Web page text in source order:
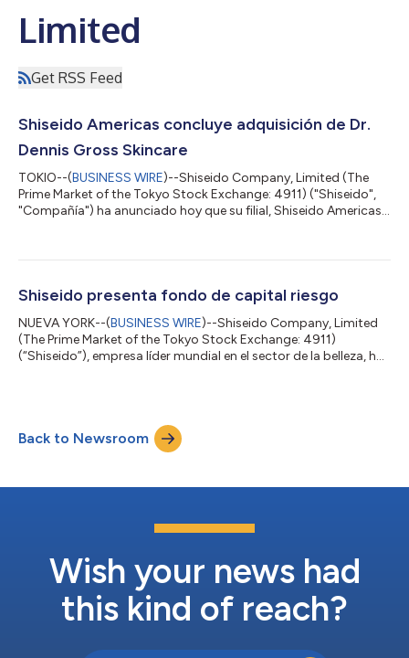
Limited
Get RSS Feed
Shiseido Americas concluye adquisición de Dr.
Dennis Gross Skincare
TOKIO--(BUSINESS WIRE)--Shiseido Company, Limited (The
Prime Market of the Tokyo Stock Exchange: 4911) ("Shiseido",
"Compañía") ha anunciado hoy que su filial, Shiseido Americas
marca Dr. Dennis Gross Skincare. La operación, que fuera
estratégico de belleza de la piel de Shiseido y mejora su
diversificación geográfica y creci...
Shiseido presenta fondo de capital riesgo
NUEVA YORK--(BUSINESS WIRE)--Shiseido Company, Limited
(The Prime Market of the Tokyo Stock Exchange: 4911)
(“Shiseido”), empresa líder mundial en el sector de la belleza, ha
para invertir en empresas innovadoras en fase inicial dentro del
sector de la belleza y el bienestar. LIFT Ventures se dedica a
invertir en tecnologías noved...
Back to Newsroom
Wish your news had
this kind of reach?